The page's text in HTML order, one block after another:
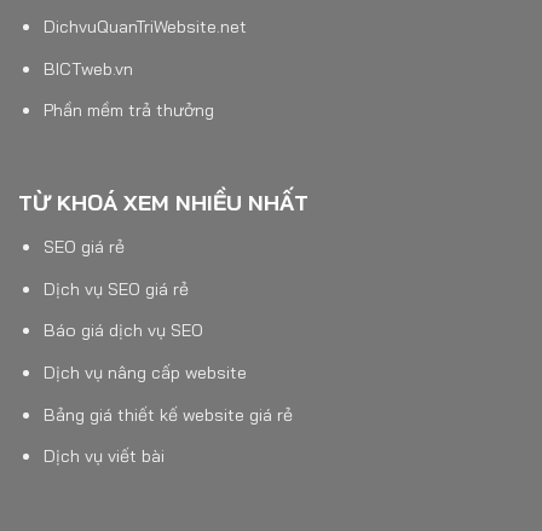
DichvuQuanTriWebsite.net
BICTweb.vn
Phần mềm trả thưởng
TỪ KHOÁ XEM NHIỀU NHẤT
SEO giá rẻ
Dịch vụ SEO giá rẻ
Báo giá dịch vụ SEO
Dịch vụ nâng cấp website
Bảng giá thiết kế website giá rẻ
Dịch vụ viết bài